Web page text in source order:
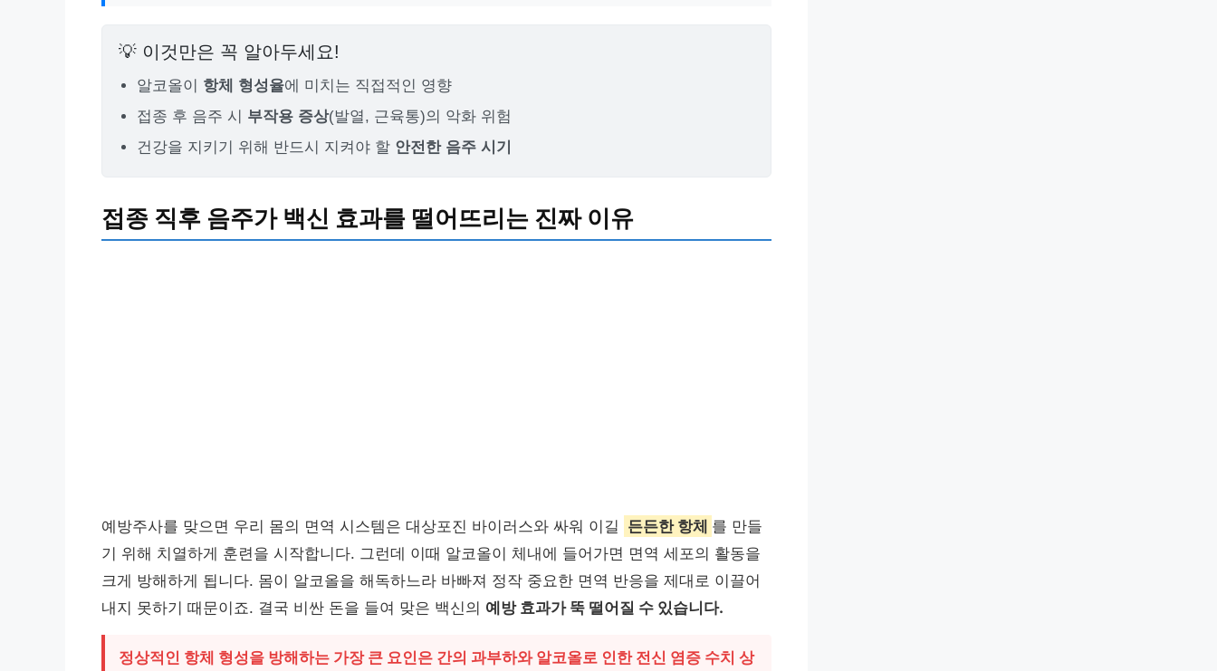
💡 이것만은 꼭 알아두세요!
알코올이 항체 형성율에 미치는 직접적인 영향
접종 후 음주 시 부작용 증상(발열, 근육통)의 악화 위험
건강을 지키기 위해 반드시 지켜야 할 안전한 음주 시기
접종 직후 음주가 백신 효과를 떨어뜨리는 진짜 이유
예방주사를 맞으면 우리 몸의 면역 시스템은 대상포진 바이러스와 싸워 이길 든든한 항체 를 만들
기 위해 치열하게 훈련을 시작합니다. 그런데 이때 알코올이 체내에 들어가면 면역 세포의 활동을
크게 방해하게 됩니다. 몸이 알코올을 해독하느라 바빠져 정작 중요한 면역 반응을 제대로 이끌어
내지 못하기 때문이죠. 결국 비싼 돈을 들여 맞은 백신의 예방 효과가 뚝 떨어질 수 있습니다.
정상적인 항체 형성을 방해하는 가장 큰 요인은 간의 과부하와 알코올로 인한 전신 염증 수치 상